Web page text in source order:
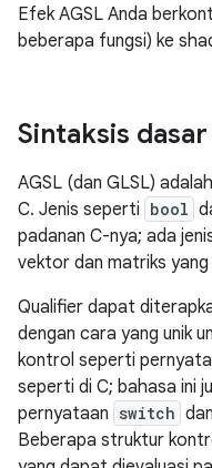
Efek AGSL Anda
beberapa fungsi) ke
Sintaksis dasar
AGSL (dan GLSL)
C. Jenis seperti bool
padanan C-nya; ada
vektor dan matriks yang
Qualifier dapat
dengan cara yang unik
kontrol seperti
seperti di C; bahasa ini
pernyataan switch
Beberapa struktur